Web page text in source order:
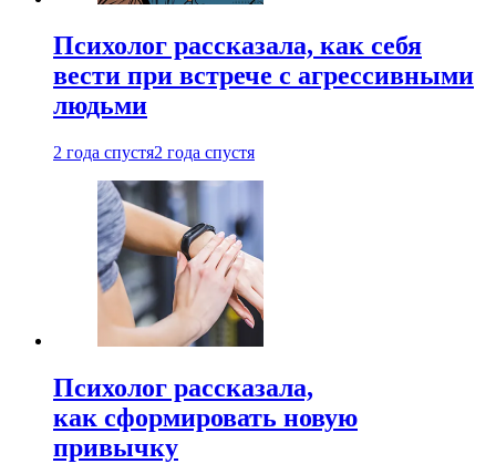
Психолог рассказала, как себя
вести при встрече с агрессивными
людьми
2 года спустя2 года спустя
Психолог рассказала,
как сформировать новую
привычку